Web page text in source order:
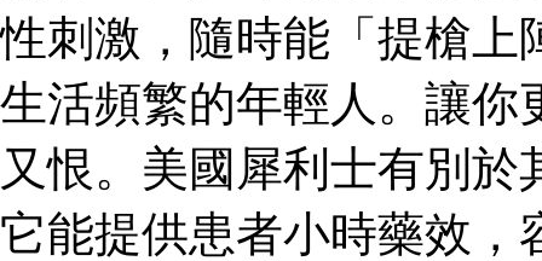
性刺激，隨時能「提槍上
生活頻繁的年輕人。讓你
又恨。美國犀利士有別
它能提供患者小時藥效，